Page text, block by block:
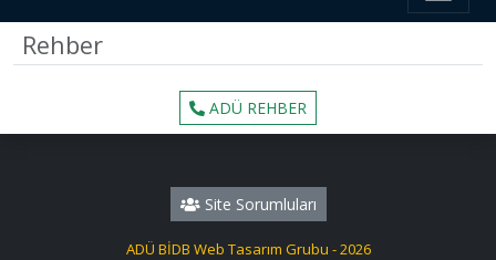
Rehber
ADÜ REHBER
Site Sorumluları
ADÜ BİDB Web Tasarım Grubu - 2026